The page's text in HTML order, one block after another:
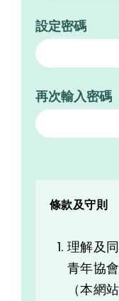
設定密碼
再次輸入密碼
條款及守則
理解及
青年協
（本網